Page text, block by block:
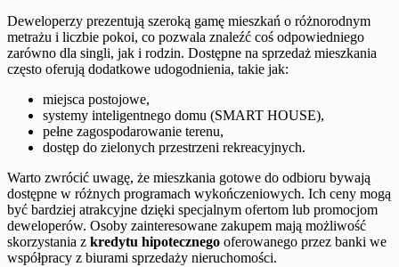
Deweloperzy prezentują szeroką gamę mieszkań o różnorodnym
metrażu i liczbie pokoi, co pozwala znaleźć coś odpowiedniego
zarówno dla singli, jak i rodzin. Dostępne na sprzedaż mieszkania
często oferują dodatkowe udogodnienia, takie jak:
miejsca postojowe,
systemy inteligentnego domu (SMART HOUSE),
pełne zagospodarowanie terenu,
dostęp do zielonych przestrzeni rekreacyjnych.
Warto zwrócić uwagę, że mieszkania gotowe do odbioru bywają
dostępne w różnych programach wykończeniowych. Ich ceny mogą
być bardziej atrakcyjne dzięki specjalnym ofertom lub promocjom
deweloperów. Osoby zainteresowane zakupem mają możliwość
skorzystania z kredytu hipotecznego oferowanego przez banki we
współpracy z biurami sprzedaży nieruchomości.